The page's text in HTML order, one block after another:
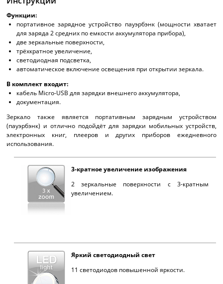
Функции:
портативное зарядное устройство пауэрбэнк (мощности хватает
для заряда 2 средних по емкости аккумулятора прибора),
две зеркальные поверхности,
трёхкратное увеличение,
светодиодная подсветка,
автоматическое включение освещения при открытии зеркала.
В комплект входит:
кабель Micro-USB для зарядки внешнего аккумулятора,
документация.
Зеркало также является портативным зарядным устройством
(пауэрбэнк) и отлично подойдёт для зарядки мобильных устройств,
электронных книг, плееров и других приборов ежедневного
использования.
3-кратное увеличение изображения
2 зеркальные поверхности с 3-кратным
увеличением.
Яркий светодиодный свет
11 светодиодов повышенной яркости.